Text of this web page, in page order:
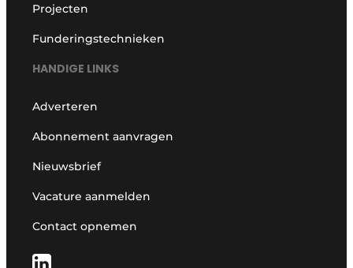
Projecten
Funderingstechnieken
HANDIGE LINKS
Adverteren
Abonnement aanvragen
Nieuwsbrief
Vacature aanmelden
Contact opnemen